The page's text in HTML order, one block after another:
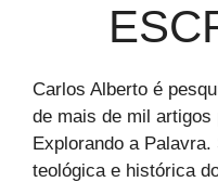
Carlos Alberto é
de mais de mil
Explorando a
teológica e histórica